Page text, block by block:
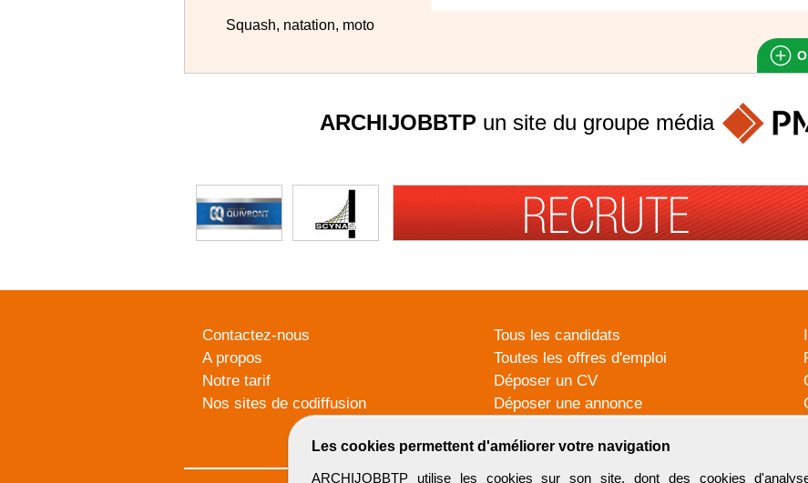
Squash, natation, moto
Les cookies permettent d'améliorer votre navigation
ARCHIJOBBTP utilise les cookies sur son site, dont des cookies
ARCHIJOBBTPun site du groupe média
Contactez-nous
A propos
Notre tarif
Nos sites de codiffusion
Tous les candidats
Toutes les offres d'emploi
Déposer un CV
Déposer une annonce